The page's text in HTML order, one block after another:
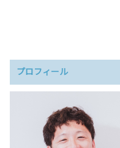
プロフィール